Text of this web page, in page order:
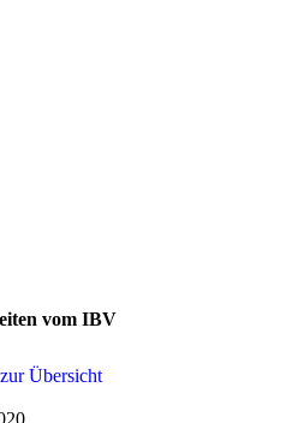
vom IBV
Übersicht